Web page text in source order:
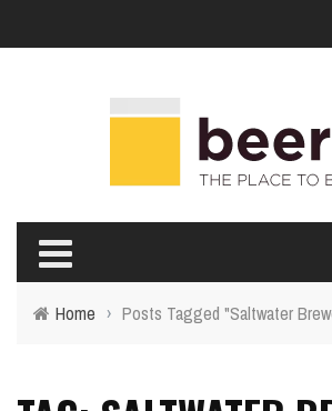
Home › Posts Tagged "Saltwater